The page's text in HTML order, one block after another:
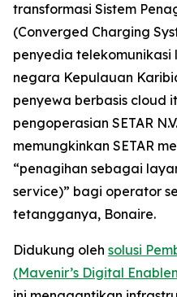
transformasi Sistem
(Converged Charging
penyedia
negara Kepulauan
penyewa berbasis cloud
pengoperasian SETAR
memungkinkan SETAR
“penagihan sebagai
service)” bagi operator
tetangganya, Bonaire.
Didukung oleh solusi
(Mavenir’s Digital